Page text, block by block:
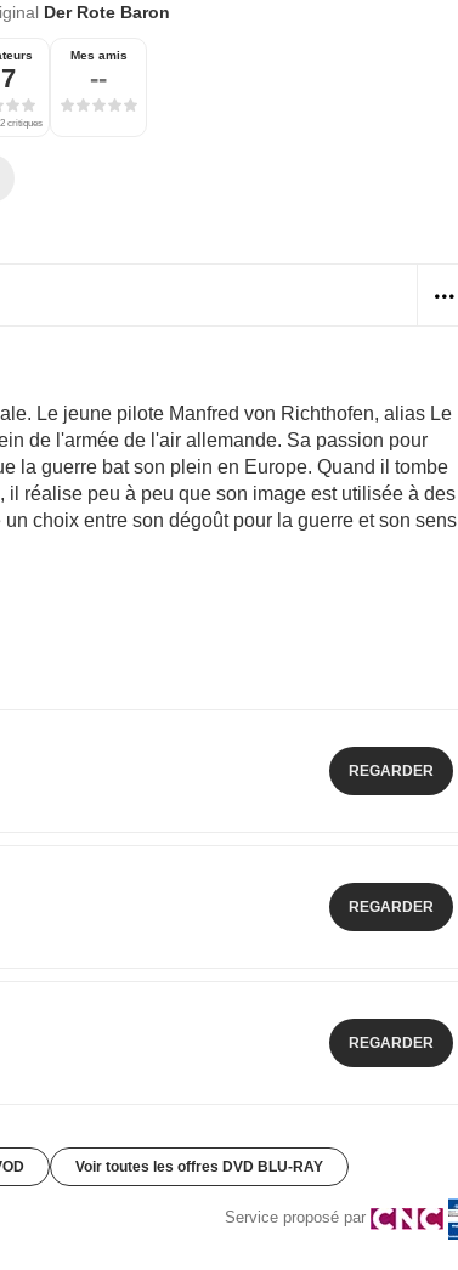
Der Rote Baron
critiques
Mes amis
--
Le jeune pilote Manfred von Richthofen, alias Le
de l'armée de l'air allemande. Sa passion pour
la guerre bat son plein en Europe. Quand il tombe
réalise peu à peu que son image est utilisée à des
choix entre son dégoût pour la guerre et son sens
REGARDER
REGARDER
REGARDER
Voir toutes les offres DVD BLU-RAY
Service proposé par